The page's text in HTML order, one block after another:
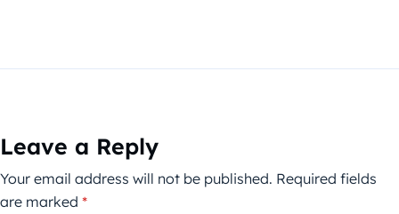
Leave a Reply
Your email address will not be published. Required fields
are marked *